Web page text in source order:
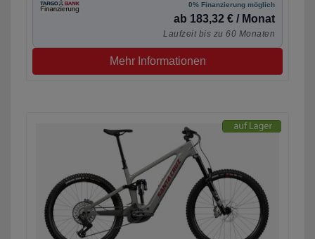
0% Finanzierung möglich
ab 183,32 € / Monat
Laufzeit bis zu 60 Monaten
Mehr Informationen